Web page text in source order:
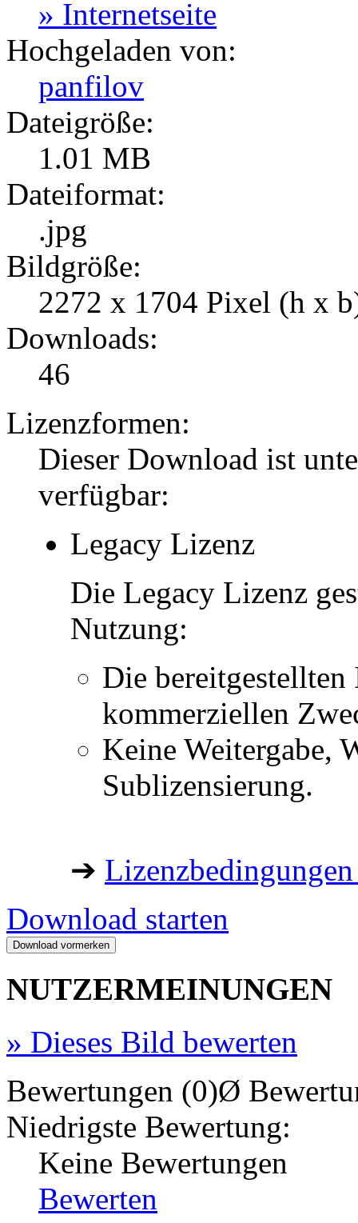
» Internetseite
Hochgeladen von:
panfilov
Dateigröße:
1.01 MB
Dateiformat:
.jpg
Bildgröße:
2272 x 1704 Pixel (h x
Downloads:
46
Lizenzformen:
Dieser Download ist
verfügbar:
Legacy Lizenz
Die Legacy Lizenz
Nutzung:
Die
kommerziellen
Keine Weitergabe,
Sublizensierung.
➔
Download starten
NUTZERMEINUNGEN
» Dieses Bild bewerten
Bewertungen (0)Ø
Niedrigste Bewertung:
Keine Bewertungen
Bewerten